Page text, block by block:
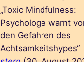
„Toxic Mindfulness:
Psychologe warnt
den Gefahren des
Achtsamkeitshypes“